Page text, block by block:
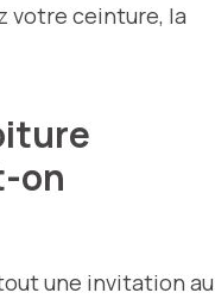
votre ceinture, la
on
une invitation au